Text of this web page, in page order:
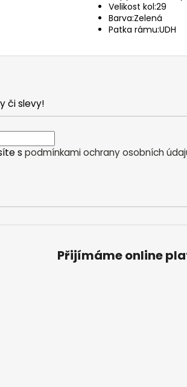
Velikost kol:29
Barva:Zelená
Patka rámu:UDH
či slevy!
s podmínkami ochrany osobních
Přijímáme online